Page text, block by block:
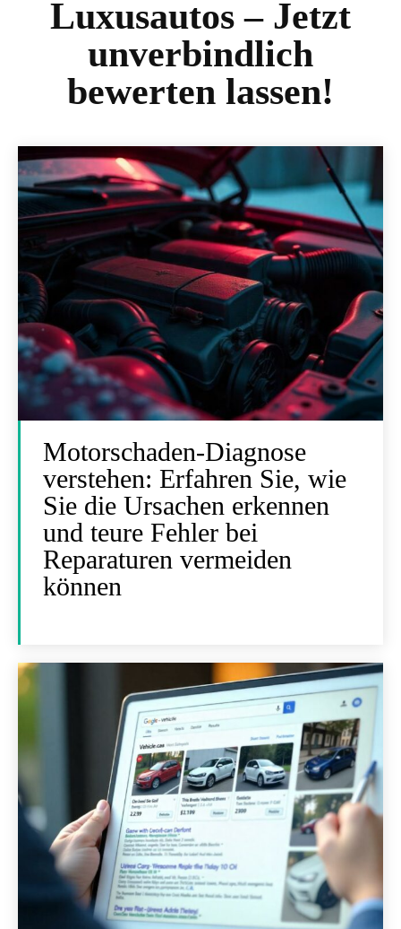
Luxusautos – Jetzt
unverbindlich
bewerten lassen!
Motorschaden-Diagnose
verstehen: Erfahren Sie, wie
Sie die Ursachen erkennen
und teure Fehler bei
Reparaturen vermeiden
können